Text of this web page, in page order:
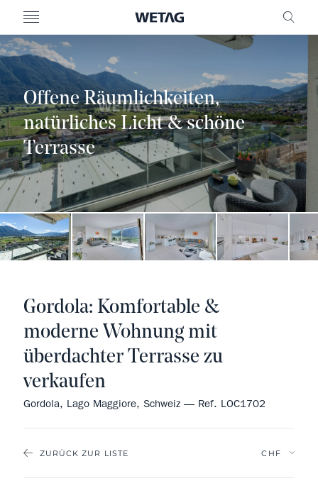
MENU
Offene Räumlichkeiten,
natürliches Licht & schöne
Terrasse
ZURÜCK ZUR LISTE
Gordola: Komfortable &
moderne Wohnung mit
überdachter Terrasse zu
verkaufen
Gordola, Lago Maggiore, Schweiz — Ref. LOC1702